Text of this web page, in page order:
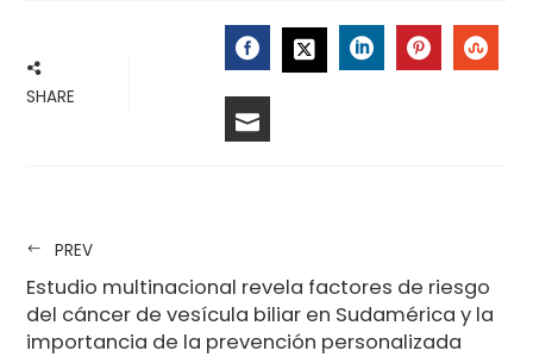
SHARE FACEBOOK
PREV
Estudio multinacional revela factores de riesgo
del cáncer de vesícula biliar en Sudamérica y la
importancia de la prevención personalizada